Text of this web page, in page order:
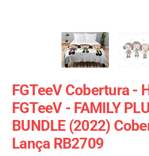
FGTeeV Cobertura -
FGTeeV - FAMILY
BUNDLE (2022)
Lança RB2709